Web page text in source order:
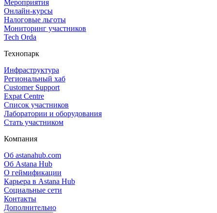
Мероприятия
Онлайн‑курсы
Налоговые льготы
Мониторинг участников
Tech Orda
Технопарк
Инфраструктура
Региональный хаб
Customer Support
Expat Centre
Список участников
Лаборатории и оборудования
Стать участником
Компания
Об astanahub.com
Об Astana Hub
О геймификации
Карьера в Astana Hub
Социальные сети
Контакты
Дополнительно